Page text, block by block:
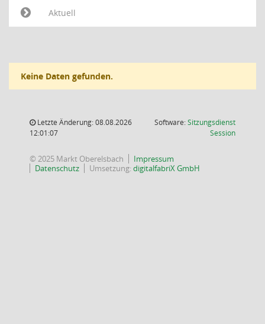
Aktuell
Keine Daten gefunden.
Letzte Änderung: 08.08.2026
12:01:07
Software:Sitzungsdienst
Session(Wird in
© 2025 Markt Oberelsbach
Impressum
Datenschutz
Umsetzung:digitalfabriX GmbH